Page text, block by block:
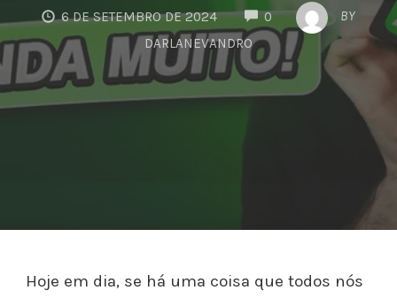
6 DE SETEMBRO DE 2024 0COMMENTSBY
DARLANEVANDRO
Hoje em dia, se há uma coisa que todos nós